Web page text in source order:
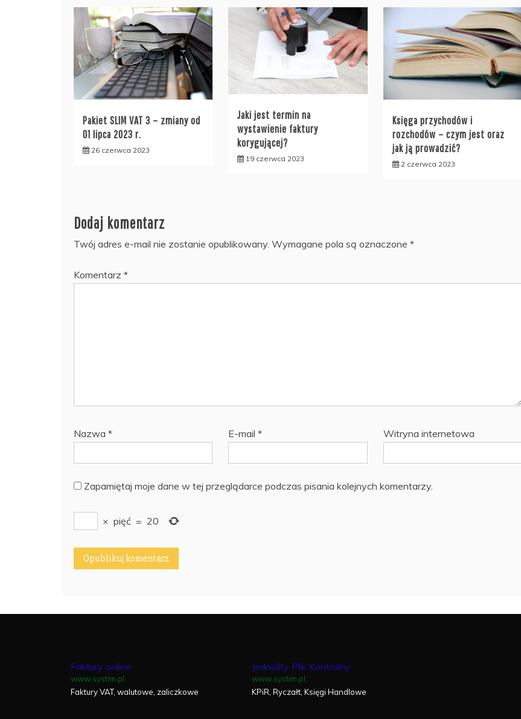
Pakiet SLIM VAT 3 – zmiany od
01 lipca 2023 r.
26 czerwca 2023
Jaki jest termin na
wystawienie faktury
korygującej?
19 czerwca 2023
Księga przychodów i
rozchodów – czym jest oraz
jak ją prowadzić?
2 czerwca 2023
Dodaj komentarz
Twój adres e-mail nie zostanie opublikowany. Wymagane pola są oznaczone *
Komentarz *
Nazwa * E-mail* Witryna internetowa
Zapamiętaj moje dane w tej przeglądarce podczas pisania kolejnych komentarzy.
× pięć = 20
Faktury online
www.systim.pl
Faktury VAT, walutowe, zaliczkowe
Jednolity Plik Kontrolny
www.systim.pl
KPiR, Ryczałt, Księgi Handlowe